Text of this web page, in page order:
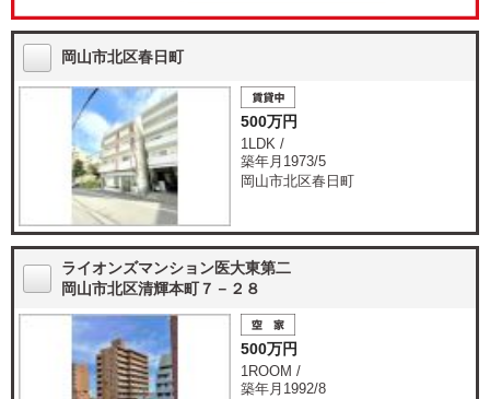
岡山市北区春日町
500万円
1LDK /
築年月1973/5
岡山市北区春日町
ライオンズマンション医大東第二
岡山市北区清輝本町７－２８
500万円
1ROOM /
築年月1992/8